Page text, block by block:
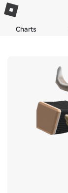
Charts